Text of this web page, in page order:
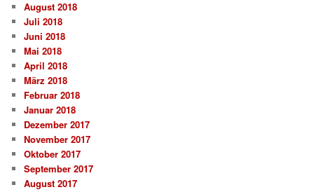
August 2018
Juli 2018
Juni 2018
Mai 2018
April 2018
März 2018
Februar 2018
Januar 2018
Dezember 2017
November 2017
Oktober 2017
September 2017
August 2017